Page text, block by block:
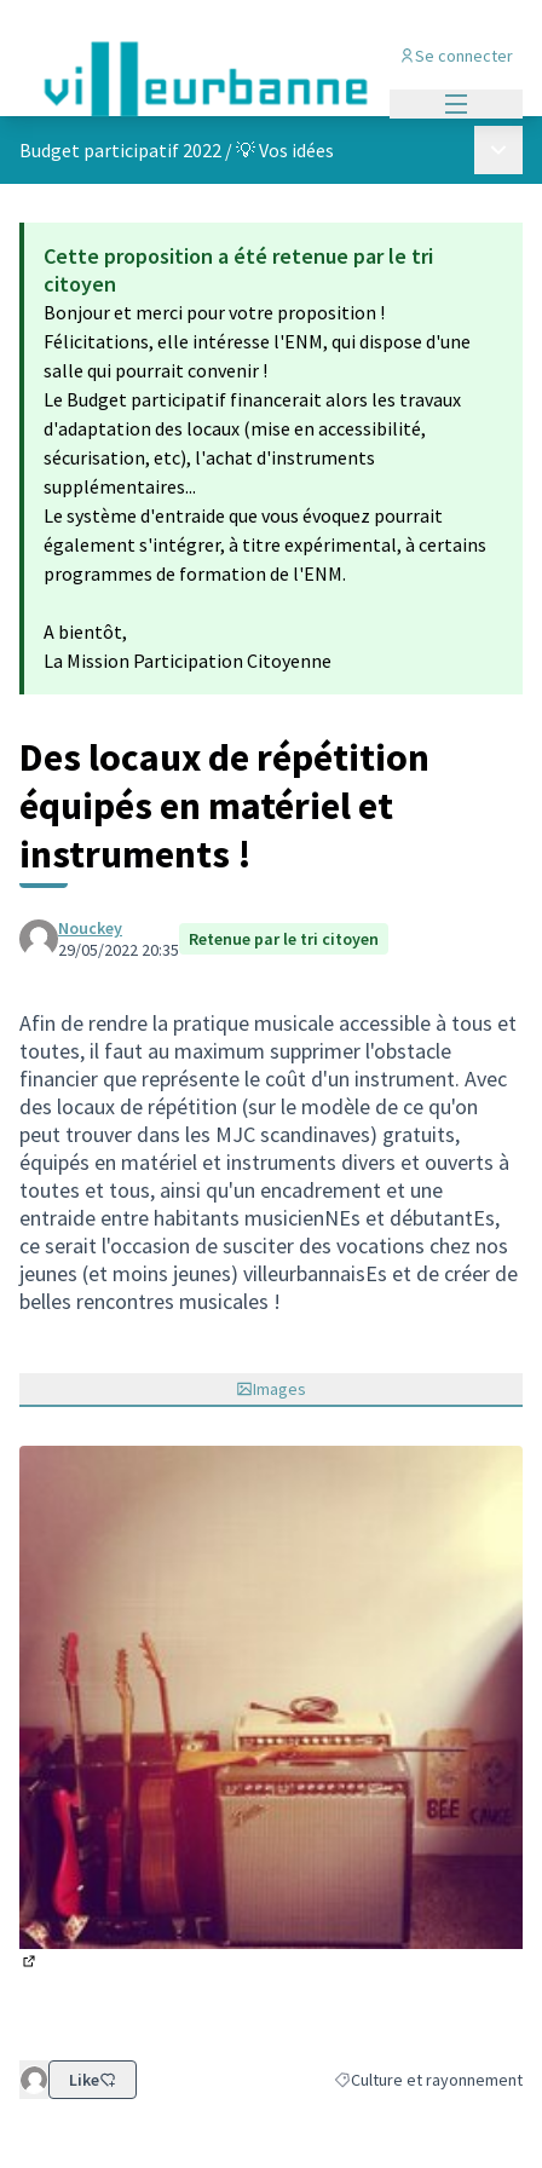
Se connecter
Budget participatif 2022 /💡 Vos idées
Cette proposition a été retenue par le tri
citoyen
Bonjour et merci pour votre proposition !
Félicitations, elle intéresse l'ENM, qui dispose d'une
salle qui pourrait convenir !
Le Budget participatif financerait alors les travaux
d'adaptation des locaux (mise en accessibilité,
sécurisation, etc), l'achat d'instruments
supplémentaires...
Le système d'entraide que vous évoquez pourrait
également s'intégrer, à titre expérimental, à certains
programmes de formation de l'ENM.
A bientôt,
La Mission Participation Citoyenne
Des locaux de répétition
équipés en matériel et
instruments !
Nouckey
29/05/2022 20:35 Retenue par le tri citoyen
Afin de rendre la pratique musicale accessible à tous et
toutes, il faut au maximum supprimer l'obstacle
financier que représente le coût d'un instrument. Avec
des locaux de répétition (sur le modèle de ce qu'on
peut trouver dans les MJC scandinaves) gratuits,
équipés en matériel et instruments divers et ouverts à
toutes et tous, ainsi qu'un encadrement et une
entraide entre habitants musicienNEs et débutantEs,
ce serait l'occasion de susciter des vocations chez nos
jeunes (et moins jeunes) villeurbannaisEs et de créer de
belles rencontres musicales !
Images
Like Filtrer les résultats de la
Culture et rayonnement